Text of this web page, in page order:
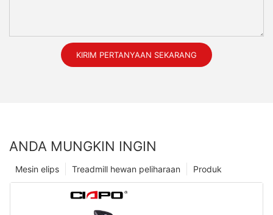
KIRIM PERTANYAAN SEKARANG
ANDA MUNGKIN INGIN
Produk
Treadmill hewan peliharaan
Mesin elips